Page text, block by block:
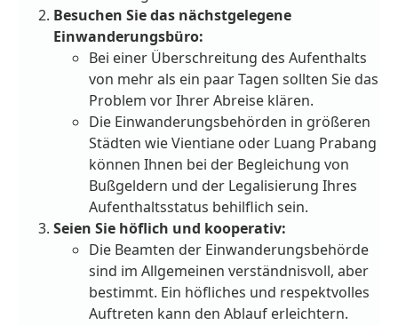
Besuchen Sie das nächstgelegene
Einwanderungsbüro:
Bei einer Überschreitung des Aufenthalts
von mehr als ein paar Tagen sollten Sie das
Problem vor Ihrer Abreise klären.
Die Einwanderungsbehörden in größeren
Städten wie Vientiane oder Luang Prabang
können Ihnen bei der Begleichung von
Bußgeldern und der Legalisierung Ihres
Aufenthaltsstatus behilflich sein.
Seien Sie höflich und kooperativ:
Die Beamten der Einwanderungsbehörde
sind im Allgemeinen verständnisvoll, aber
bestimmt. Ein höfliches und respektvolles
Auftreten kann den Ablauf erleichtern.